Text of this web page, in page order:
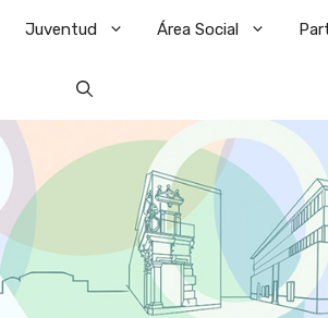
Juventud Área Social